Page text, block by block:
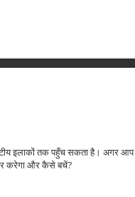
इलाकों तक पहुँच सकता है। अगर आप
करेगा और कैसे बचें?